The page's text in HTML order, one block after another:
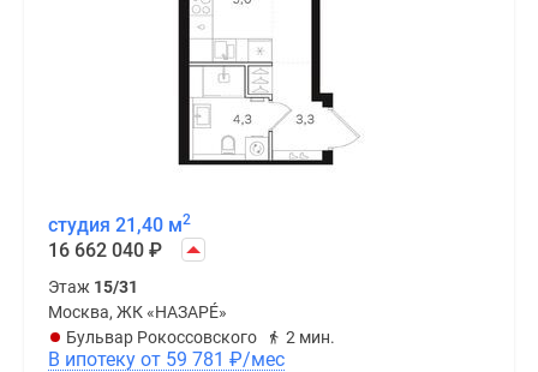
студия 21,40 м2
16 662 040 ₽
Этаж 15/31
Москва, ЖК «НАЗАРÉ»
Бульвар Рокоссовского
2 мин.
В ипотеку от 59 781 ₽/мес